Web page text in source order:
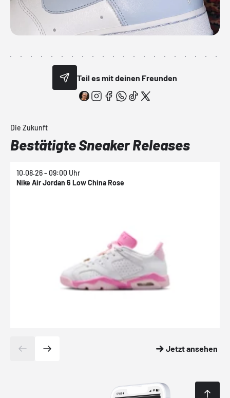
Teil es mit deinen Freunden
Die Zukunft
Bestätigte Sneaker Releases
10.08.26 - 09:00 Uhr
Nike Air Jordan 6 Low China Rose
Jetzt ansehen